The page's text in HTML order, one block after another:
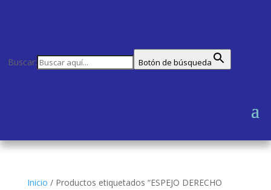
Buscar: Botón de búsqueda
Inicio / Productos etiquetados “ESPEJO DERECHO